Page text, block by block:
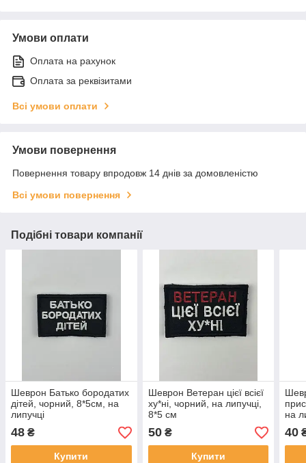
Умови оплати
Оплата на рахунок
Оплата за реквізитами
Всі умови оплати
Умови повернення
Повернення товару впродовж 14 днів за домовленістю
Всі умови повернення
Подібні товари компанії
Шеврон Батько бородатих
дітей, чорний, 8*5см, на
липучці
48 ₴
Купити
Шеврон Ветеран цієї всієї
ху*ні, чорний, на липучці,
8*5 см
50₴
Купити
на
40